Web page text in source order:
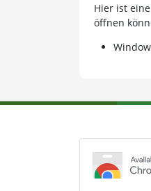
Hier ist
öffnen